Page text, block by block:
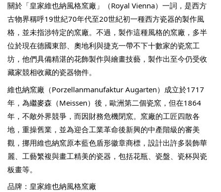
關於「皇家維也納風格窯廠」（Royal Vienna）一詞，是西方
古物界稱呼19世紀70年代至20世紀初一種西方瓷器的製作風
格，並未指涉特定的窯廠。不過，製作這種風格的窯廠，多半
位於現在德國東部、奧地利與捷克一帶不下十數家的瓷窯工
坊，他們具備精湛的花飾製作與繪畫技藝，製作出至今仍受收
藏家競相收藏的瓷器物件。
維也納窯廠（Porzellanmanufaktur Augarten）成立於1717
年，為繼麥森（Meissen）後，歐洲第二個瓷窯，但在1864
年，不敵外界競爭，而因財務危機閉窯。窯廠的工匠四散各
地，重操舊業，並為迎合工業革命後新興的中產階級的審美
觀，挪用維也納窯原本藍色盾形徽章商標，設計出許多裝飾華
麗、工藝繁複與畫工精美的瓷器，包括花瓶、瓷盤、瓷杯與瓷
板畫等。
品牌：皇家維也納風格窯廠